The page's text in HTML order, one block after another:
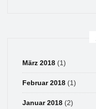
März 2018 (1)
Februar 2018 (1)
Januar 2018 (2)